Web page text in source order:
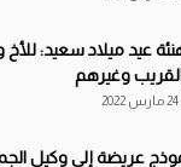
عيد ميلاد سعيد:
وغيرهم
24 مارس 2022
عريضة إلى وكيل